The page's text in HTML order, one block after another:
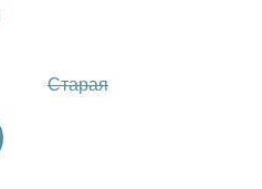
Старая